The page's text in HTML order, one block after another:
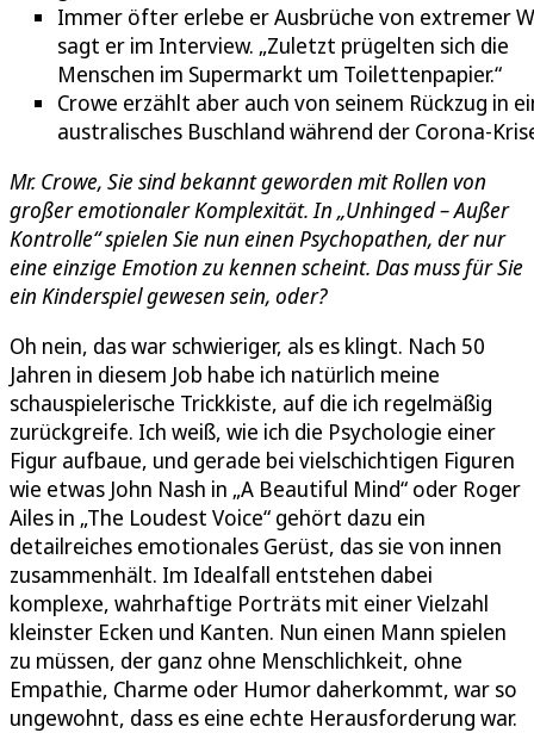
Immer öfter erlebe er Ausbrüche von extremer
sagt er im Interview. „Zuletzt prügelten sich die
Menschen im Supermarkt um Toilettenpapier.“
Crowe erzählt aber auch von seinem Rückzug in
australisches Buschland während der Corona-
Mr. Crowe, Sie sind bekannt geworden mit Rollen von
großer emotionaler Komplexität. In „Unhinged – Außer
Kontrolle“ spielen Sie nun einen Psychopathen, der nur
eine einzige Emotion zu kennen scheint. Das muss für Sie
ein Kinderspiel gewesen sein, oder?
Oh nein, das war schwieriger, als es klingt. Nach 50
Jahren in diesem Job habe ich natürlich meine
schauspielerische Trickkiste, auf die ich regelmäßig
zurückgreife. Ich weiß, wie ich die Psychologie einer
Figur aufbaue, und gerade bei vielschichtigen Figuren
wie etwas John Nash in „A Beautiful Mind“ oder Roger
Ailes in „The Loudest Voice“ gehört dazu ein
detailreiches emotionales Gerüst, das sie von innen
zusammenhält. Im Idealfall entstehen dabei
komplexe, wahrhaftige Porträts mit einer Vielzahl
kleinster Ecken und Kanten. Nun einen Mann spielen
zu müssen, der ganz ohne Menschlichkeit, ohne
Empathie, Charme oder Humor daherkommt, war so
ungewohnt, dass es eine echte Herausforderung war.